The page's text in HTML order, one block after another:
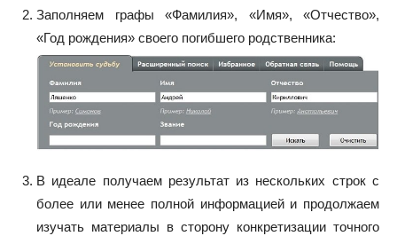
Заполняем графы «Фамилия», «Имя», «Отчество»,
«Год рождения» своего погибшего родственника:
В идеале получаем результат из нескольких строк с
более или менее полной информацией и продолжаем
изучать материалы в сторону конкретизации точного